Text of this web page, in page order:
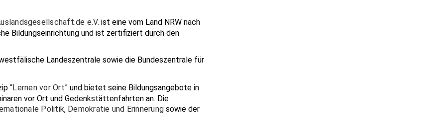
e.V. ist eine vom Land NRW nach
Bildungseinrichtung und ist zertifiziert durch den
Landeszentrale sowie die Bundeszentrale für
“Lernen vor Ort” und bietet seine Bildungsangebote in
vor Ort und Gedenkstättenfahrten an. Die
Politik, Demokratie und Erinnerung sowie der